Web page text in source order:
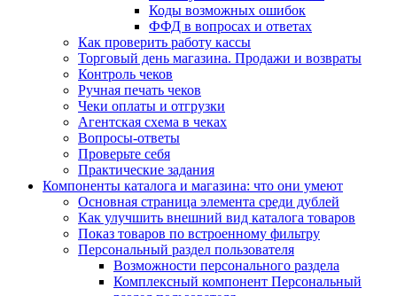
Коды возможных ошибок
ФФД в вопросах и ответах
Как проверить работу кассы
Торговый день магазина. Продажи и возвраты
Контроль чеков
Ручная печать чеков
Чеки оплаты и отгрузки
Агентская схема в чеках
Вопросы-ответы
Проверьте себя
Практические задания
Компоненты каталога и магазина: что они умеют
Основная страница элемента среди дублей
Как улучшить внешний вид каталога товаров
Показ товаров по встроенному фильтру
Персональный раздел пользователя
Возможности персонального раздела
Комплексный компонент Персональный